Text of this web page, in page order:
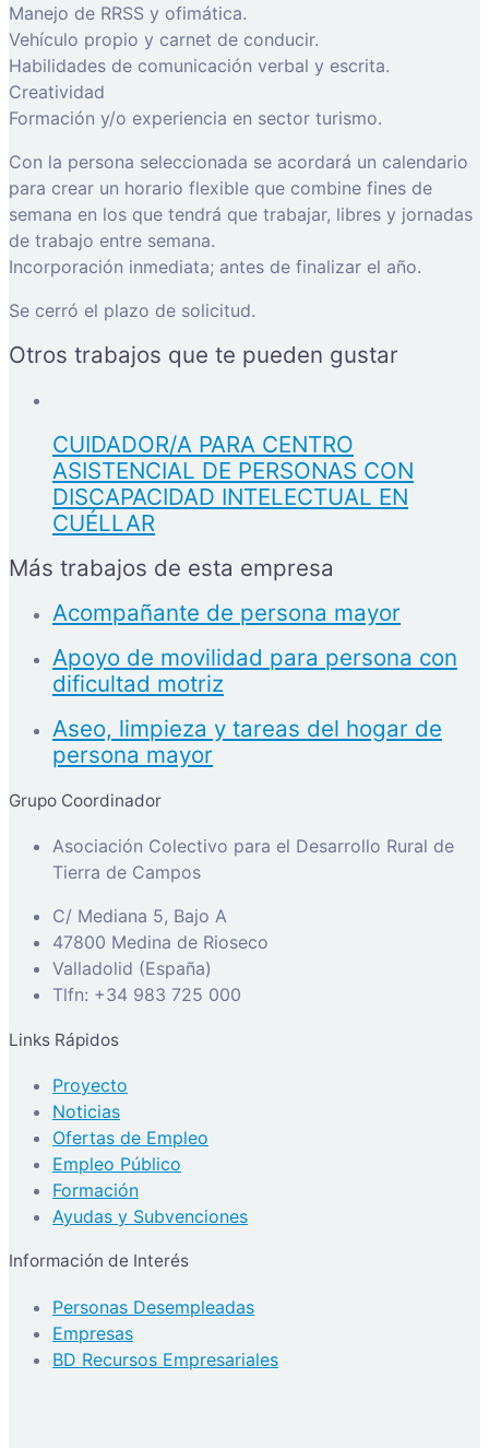
Manejo de RRSS y ofimática.
Vehículo propio y carnet de conducir.
Habilidades de comunicación verbal y escrita.
Creatividad
Formación y/o experiencia en sector turismo.
Con la persona seleccionada se acordará un calendario
para crear un horario flexible que combine fines de
semana en los que tendrá que trabajar, libres y jornadas
de trabajo entre semana.
Incorporación inmediata; antes de finalizar el año.
Se cerró el plazo de solicitud.
Otros trabajos que te pueden gustar
CUIDADOR/A PARA CENTRO
ASISTENCIAL DE PERSONAS CON
DISCAPACIDAD INTELECTUAL EN
CUÉLLAR
Más trabajos de esta empresa
Acompañante de persona mayor
Apoyo de movilidad para persona con
dificultad motriz
Aseo, limpieza y tareas del hogar de
persona mayor
Grupo Coordinador
Asociación Colectivo para el Desarrollo Rural de
Tierra de Campos
C/ Mediana 5, Bajo A
47800 Medina de Rioseco
Valladolid (España)
Tlfn: +34 983 725 000
Links Rápidos
Proyecto
Noticias
Ofertas de Empleo
Empleo Público
Formación
Ayudas y Subvenciones
Información de Interés
Personas Desempleadas
Empresas
BD Recursos Empresariales